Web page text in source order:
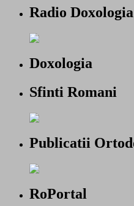
Radio
Doxologia
Sfinti Romani
Publicatii
RoPortal